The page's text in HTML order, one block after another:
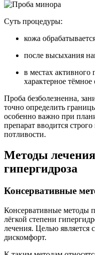
Суть процедуры:
кожа
после высыхания
в местах активного
характерное
Проба безболезненна,
точно определить
особенно важно при
препарат вводится
потливости.
Методы
гипергидроза
Консервативные
Консервативные методы
лёгкой степени
лечения. Целью является
дискомфорт.